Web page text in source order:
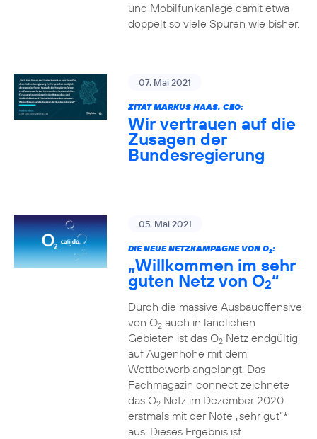
und Mobilfunkanlage damit etwa
doppelt so viele Spuren wie bisher.
07. Mai 2021
ZITAT MARKUS HAAS, CEO:
Wir vertrauen auf die
Zusagen der
Bundesregierung
05. Mai 2021
DIE NEUE NETZKAMPAGNE VON O2:
„Willkommen im sehr
guten Netz von O2“
Durch die massive Ausbauoffensive
von O2auch in ländlichen
Gebieten ist das O2Netz endgültig
auf Augenhöhe mit dem
Wettbewerb angelangt. Das
Fachmagazin connect zeichnete
das O2Netz im Dezember 2020
erstmals mit der Note „sehr gut“*
aus. Dieses Ergebnis ist